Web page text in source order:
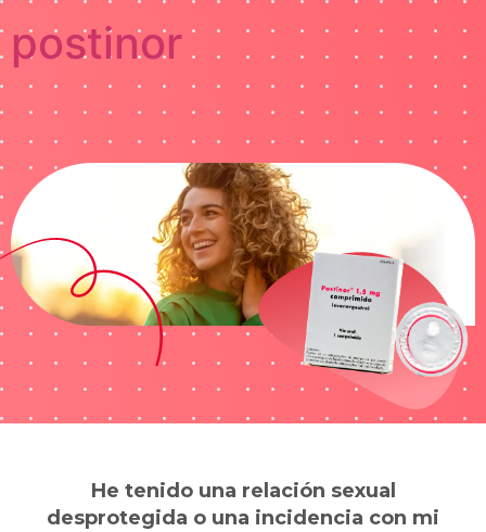
postinor
He tenido una relación sexual
desprotegida o una incidencia con mi